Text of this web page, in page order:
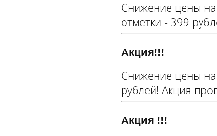
Снижение цены на
отметки - 399
Акция!!!
Снижение цены
рублей! Акция
Акция !!!